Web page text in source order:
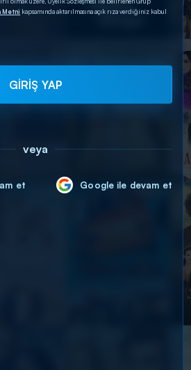
Metni kapsamında aktarılmasına açık rıza verdiğiniz kabul
GİRİŞ YAP
veya
et Google ile devam et